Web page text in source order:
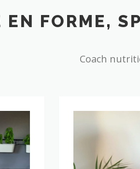
EN FORME,
Coach